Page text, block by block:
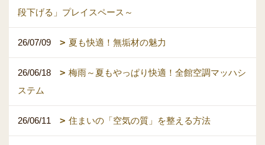
段下げる」プレイスペース～
26/07/09 夏も快適！無垢材の魅力
26/06/18
梅雨～夏もやっぱり快適！全館空調マッハシ
ステム
26/06/11 住まいの「空気の質」を整える方法